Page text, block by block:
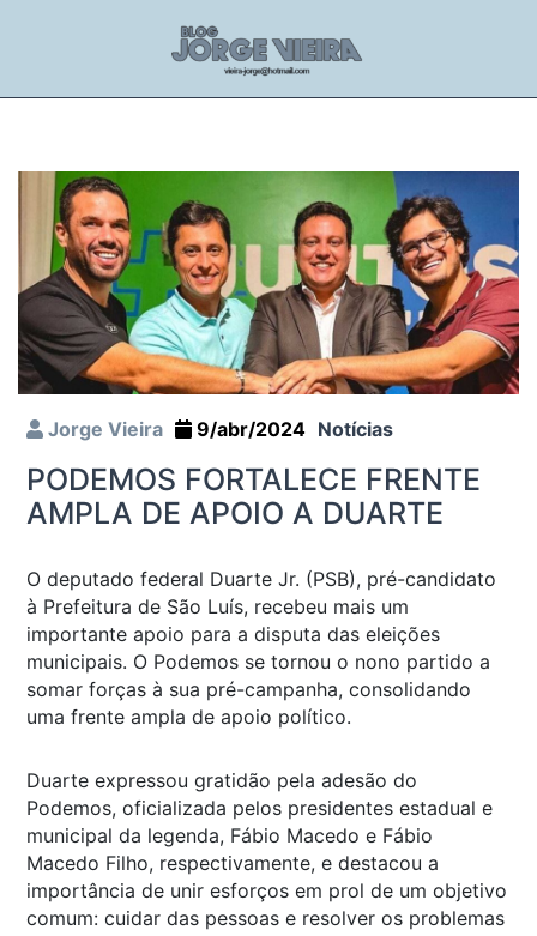
Jorge Vieira 9/abr/2024 Notícias
PODEMOS FORTALECE FRENTE
AMPLA DE APOIO A DUARTE
O deputado federal Duarte Jr. (PSB), pré-candidato
à Prefeitura de São Luís, recebeu mais um
importante apoio para a disputa das eleições
municipais. O Podemos se tornou o nono partido a
somar forças à sua pré-campanha, consolidando
uma frente ampla de apoio político.
Duarte expressou gratidão pela adesão do
Podemos, oficializada pelos presidentes estadual e
municipal da legenda, Fábio Macedo e Fábio
Macedo Filho, respectivamente, e destacou a
importância de unir esforços em prol de um objetivo
comum: cuidar das pessoas e resolver os problemas